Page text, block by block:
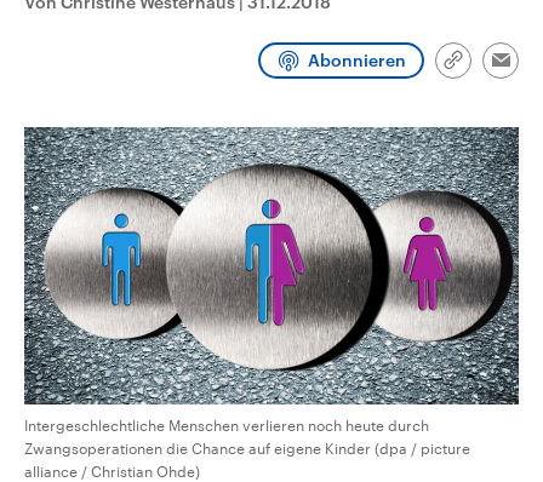
CDU, SPD und FDP regiert.-
Wahlprogramme, aktuelle Berichte
und Hintergründe zu den Parteien
aktuelle Weltgeschehen.
Programm Podcasts
Audio-Archiv
Abonnieren
Link
Intergeschlechtliche Menschen verlieren noch heute durch
Zwangsoperationen die Chance auf eigene Kinder (dpa / picture
alliance / Christian Ohde)